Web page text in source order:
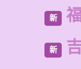
新
新